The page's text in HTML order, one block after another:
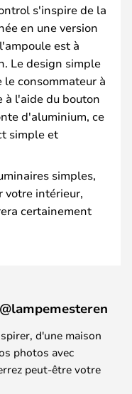
s'inspire de la
en une version
est à
Le design simple
consommateur à
à l'aide du bouton
d'aluminium, ce
simple et
simples,
votre intérieur,
certainement
d'une maison
photos avec
peut-être votre